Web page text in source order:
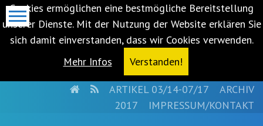
Cookies ermöglichen eine bestmögliche Bereitstellung
unserer Dienste. Mit der Nutzung der Website erklären Sie
sich damit einverstanden, dass wir Cookies verwenden.
Mehr Infos
Verstanden!
HOMERSSARTIKEL 03/14-07/17
ARCHIV
2017
IMPRESSUM/KONTAKT